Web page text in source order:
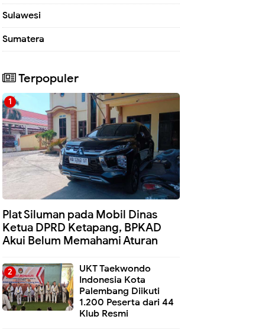
Sulawesi
Sumatera
Terpopuler
Plat Siluman pada Mobil Dinas
Ketua DPRD Ketapang, BPKAD
Akui Belum Memahami Aturan
UKT Taekwondo
Indonesia Kota
Palembang Diikuti
1.200 Peserta dari 44
Klub Resmi